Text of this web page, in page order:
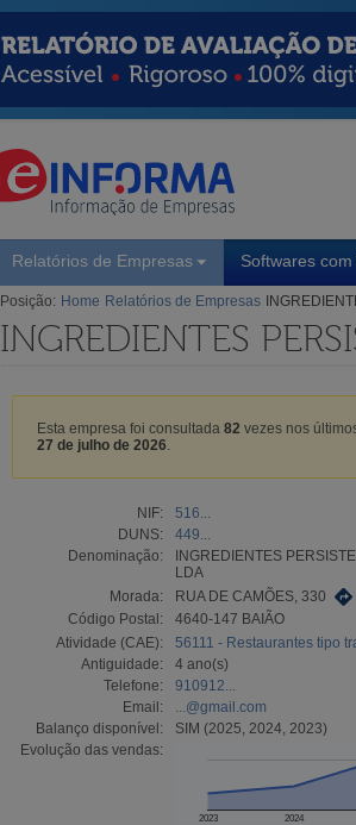
Relatórios de Empresas Softwares
Posição: Home Relatórios de Empresas
INGREDIENTES
Esta empresa foi consultada 82 vezes nos
27 de julho de 2026
NIF:
516...
DUNS:
449...
Denominação:
INGREDIENTES
LDA
Morada:
RUA DE CAMÕES, 330
Código Postal:
4640-147 BAIÃO
Atividade (CAE):
56111 - Restaurantes tipo
Antiguidade:
4 ano(s)
Telefone:
910912...
Email:
...@gmail.com
Balanço disponível:
SIM (2025, 2024, 2023)
Evolução das vendas:
2023 2024